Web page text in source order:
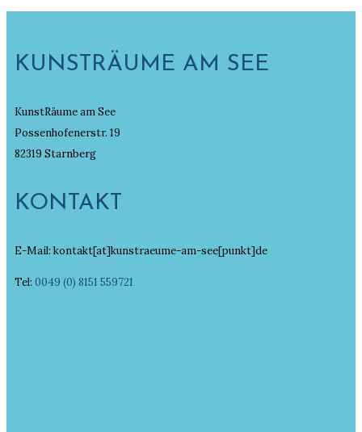
KUNSTRÄUME AM SEE
KunstRäume am See
Possenhofenerstr. 19
82319 Starnberg
KONTAKT
E-Mail: kontakt[at]kunstraeume-am-see[punkt]de
Tel: 0049 (0) 8151 559721